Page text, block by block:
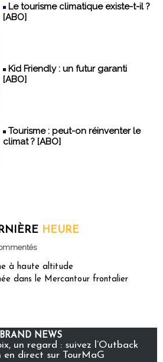
Le tourisme climatique existe-t-il ?
[ABO]
Kid Friendly : un futur garanti
[ABO]
Tourisme : peut-on réinventer le
climat ? [ABO]
HEURE
à haute altitude
dans le Mercantour frontalier
BRAND NEWS
un regard : suivez l’Outback
en direct sur TourMaG